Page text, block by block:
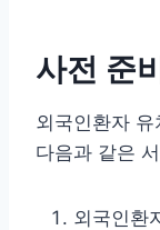
사전 준
외국인환자
다음과 같은
외국인환